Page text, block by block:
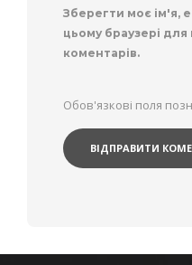
Зберегти моє ім'я,
цьому браузері
коментарів.
Обов'язкові поля